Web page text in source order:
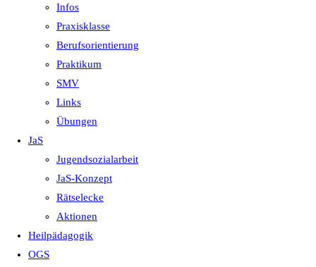
Infos
Praxisklasse
Berufsorientierung
Praktikum
SMV
Links
Übungen
JaS
Jugendsozialarbeit
JaS-Konzept
Rätselecke
Aktionen
Heilpädagogik
OGS